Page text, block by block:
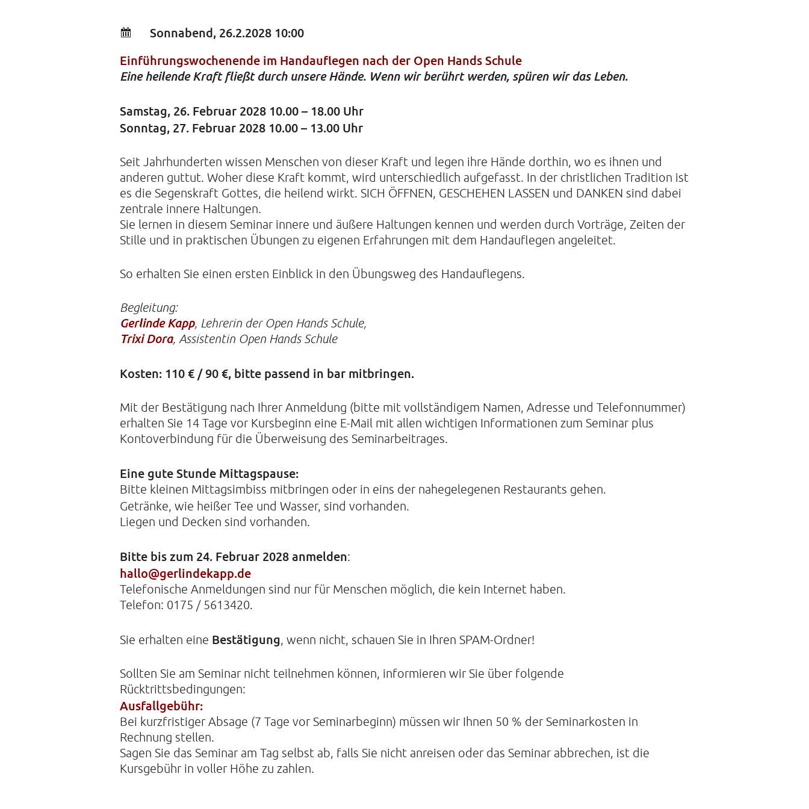
KIRCHE DER STILLE
Helenenstraße 14A
22765 Hamburg
Sonnabend, 26.2.2028 10:00
Einführungswochenende im Handauflegen nach der Open Hands Schule
Eine heilende Kraft fließt durch unsere Hände. Wenn wir berührt werden, spüren wir das Leben.
Samstag, 26. Februar 2028 10.00 – 18.00 Uhr
Sonntag, 27. Februar 2028 10.00 – 13.00 Uhr
Seit Jahrhunderten wissen Menschen von dieser Kraft und legen ihre Hände dorthin, wo es ihnen und
anderen guttut. Woher diese Kraft kommt, wird unterschiedlich aufgefasst. In der christlichen Tradition ist
es die Segenskraft Gottes, die heilend wirkt. SICH ÖFFNEN, GESCHEHEN LASSEN und DANKEN sind dabei
zentrale innere Haltungen.
Sie lernen in diesem Seminar innere und äußere Haltungen kennen und werden durch Vorträge, Zeiten der
Stille und in praktischen Übungen zu eigenen Erfahrungen mit dem Handauflegen angeleitet.
So erhalten Sie einen ersten Einblick in den Übungsweg des Handauflegens.
Begleitung:
Gerlinde Kapp, Lehrerin der Open Hands Schule,
Trixi Dora, Assistentin Open Hands Schule
Kosten: 110 € / 90 €, bitte passend in bar mitbringen.
Mit der Bestätigung nach Ihrer Anmeldung (bitte mit vollständigem Namen, Adresse und Telefonnummer)
erhalten Sie 14 Tage vor Kursbeginn eine E-Mail mit allen wichtigen Informationen zum Seminar plus
Kontoverbindung für die Überweisung des Seminarbeitrages.
Eine gute Stunde Mittagspause:
Bitte kleinen Mittagsimbiss mitbringen oder in eins der nahegelegenen Restaurants gehen.
Getränke, wie heißer Tee und Wasser, sind vorhanden.
Liegen und Decken sind vorhanden.
Bitte bis zum 24. Februar 2028 anmelden:
hallo@gerlindekapp.de
Telefonische Anmeldungen sind nur für Menschen möglich, die kein Internet haben.
Telefon: 0175 / 5613420.
Sie erhalten eine Bestätigung, wenn nicht, schauen Sie in Ihren SPAM-Ordner!
Sollten Sie am Seminar nicht teilnehmen können, informieren wir Sie über folgende
Rücktrittsbedingungen:
Ausfallgebühr:
Bei kurzfristiger Absage (7 Tage vor Seminarbeginn) müssen wir Ihnen 50 % der Seminarkosten in
Rechnung stellen.
Sagen Sie das Seminar am Tag selbst ab, falls Sie nicht anreisen oder das Seminar abbrechen, ist die
Kursgebühr in voller Höhe zu zahlen.